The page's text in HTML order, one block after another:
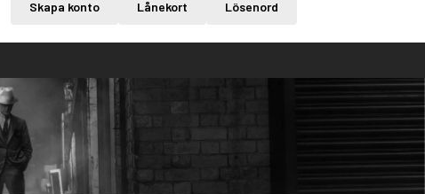
Skapa konto Lånekort Lösenord